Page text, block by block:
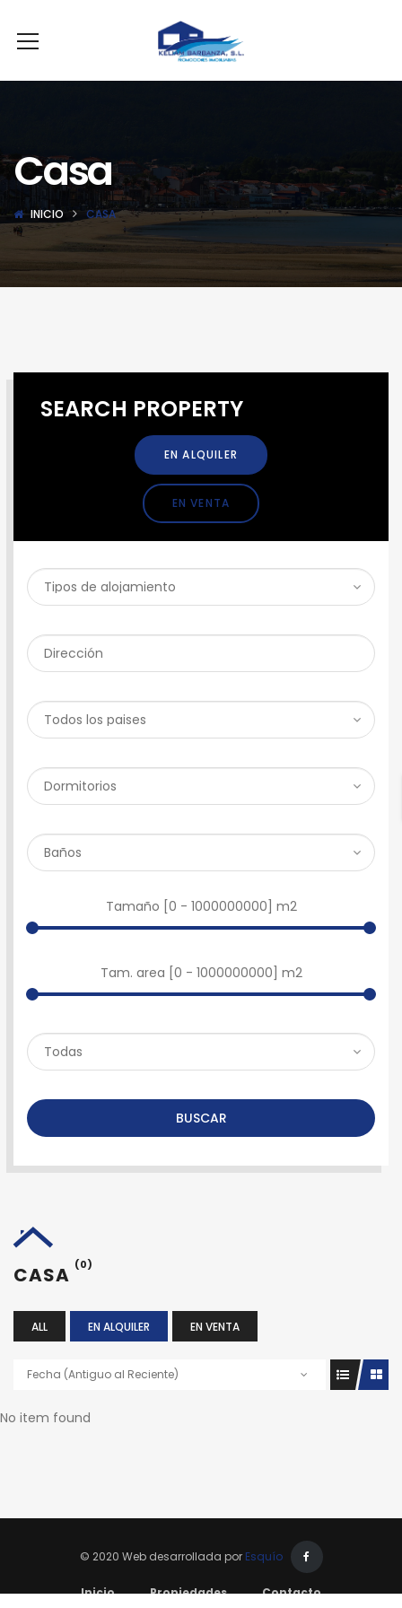
Casa
INICIO CASA
SEARCH PROPERTY
EN ALQUILER
EN VENTA
Tamaño [ 0 - 1000000000 ] m2
Tam. area [ 0 - 1000000000 ] m2
BUSCAR
CASA (0)
ALL EN ALQUILER EN VENTA
Fecha (Antiguo al Reciente)
No item found
© 2020 Web desarrollada por Esquío
Inicio Propiedades Contacto